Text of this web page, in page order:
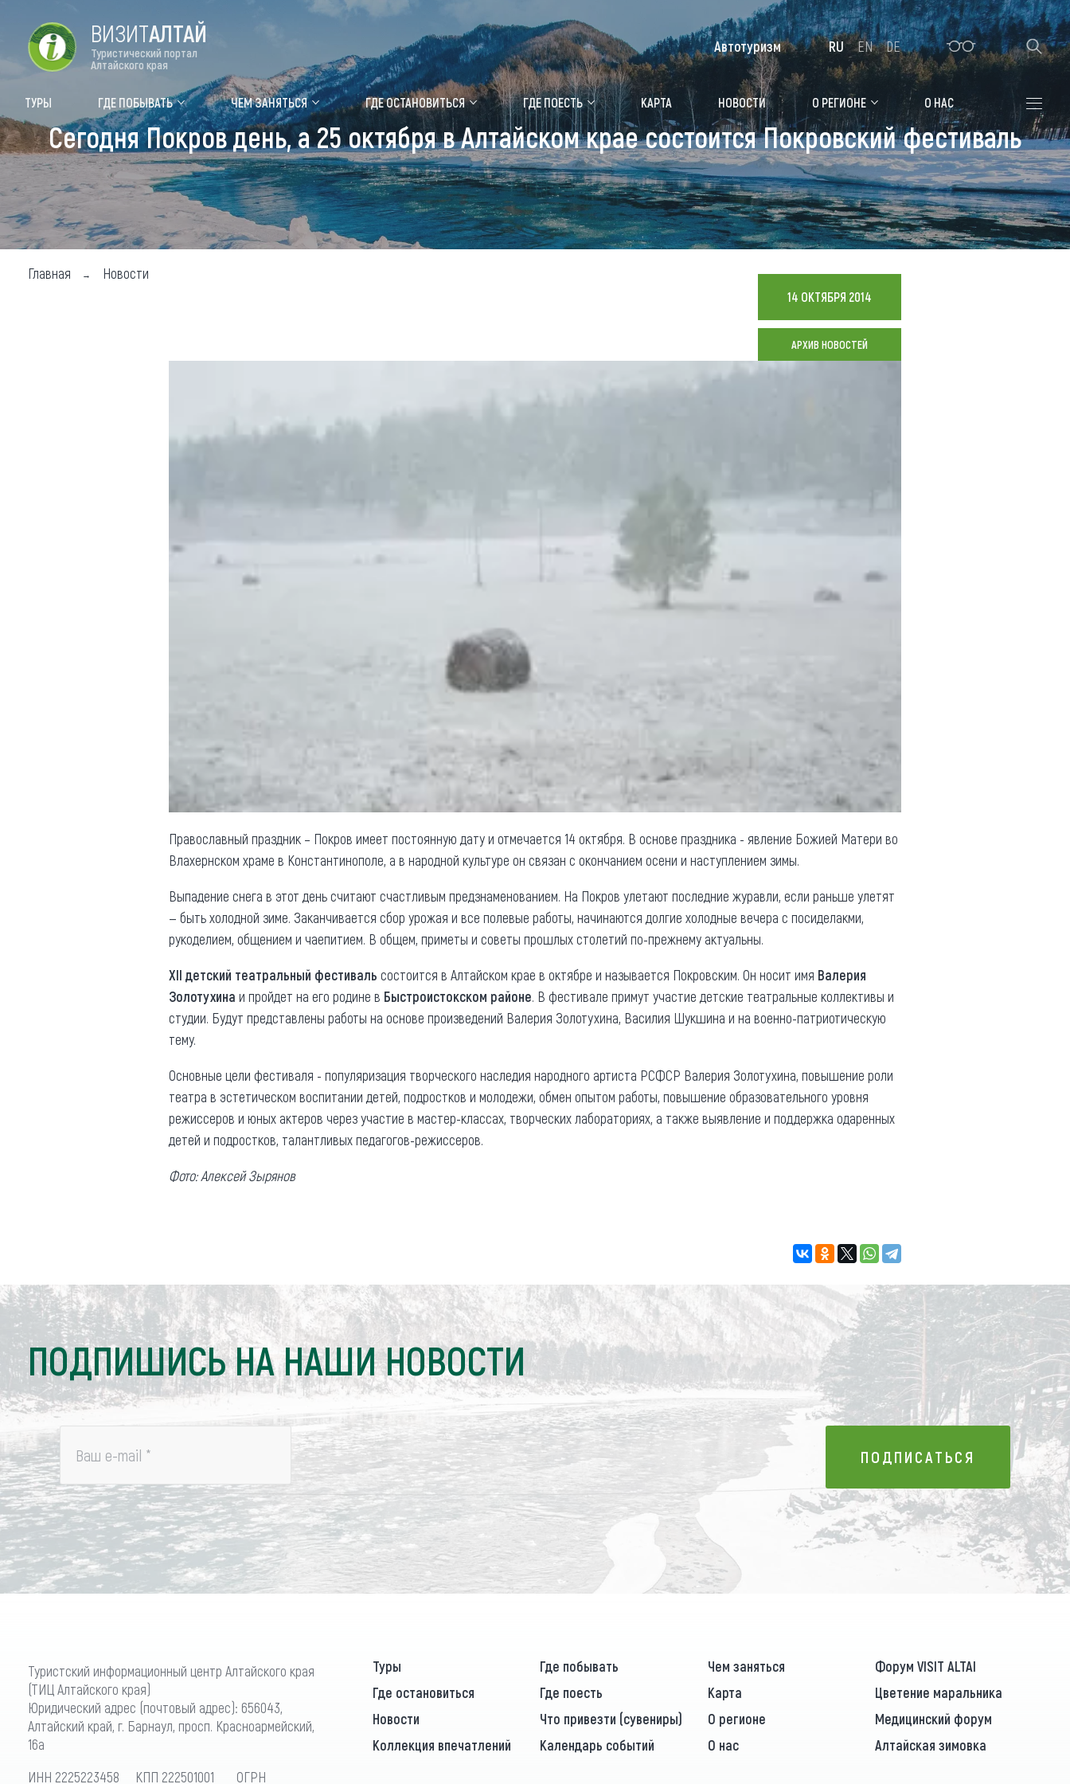
Цветение маральника Медицинский форум Алтайская зимовка
Туры Где побывать
Объекты природы
Объекты истории и культуры
Объекты развлечений
Чем заняться
Календарь событий
Аудиогид
Мой маршрут
Где остановиться
Санатории
Гостиницы, отели
Коттеджи, базы
Сельские усадьбы
Мотели, придорожные отели
Новости
Карты и буклеты
Противодействие коррупции
ВИЗИТАЛТАЙ
Туристический портал
Алтайского края
ТУРЫ ГДЕ ПОБЫВАТЬ ЧЕМ ЗАНЯТЬСЯ ГДЕ ОСТАНОВИТЬСЯ ГДЕ ПОЕСТЬ КАРТА НОВОСТИ О РЕГИОНЕ О НАС
Автотуризм RU EN DE
Сегодня Покров день, а 25 октября в Алтайском крае состоится Покровский фестиваль
Главная Новости
14 ОКТЯБРЯ 2014
АРХИВ НОВОСТЕЙ
Православный праздник – Покров имеет постоянную дату и отмечается 14 октября. В основе праздника - явление Божией Матери во
Влахернском храме в Константинополе, а в народной культуре он связан с окончанием осени и наступлением зимы.
Выпадение снега в этот день считают счастливым предзнаменованием. На Покров улетают последние журавли, если раньше улетят
— быть холодной зиме. Заканчивается сбор урожая и все полевые работы, начинаются долгие холодные вечера с посиделакми,
рукоделием, общением и чаепитием. В общем, приметы и советы прошлых столетий по-прежнему актуальны.
XII детский театральный фестиваль состоится в Алтайском крае в октябре и называется Покровским. Он носит имя Валерия
Золотухина и пройдет на его родине в Быстроистокском районе. В фестивале примут участие детские театральные коллективы и
студии. Будут представлены работы на основе произведений Валерия Золотухина, Василия Шукшина и на военно-патриотическую
тему.
Основные цели фестиваля - популяризация творческого наследия народного артиста РСФСР Валерия Золотухина, повышение роли
театра в эстетическом воспитании детей, подростков и молодежи, обмен опытом работы, повышение образовательного уровня
режиссеров и юных актеров через участие в мастер-классах, творческих лабораториях, а также выявление и поддержка одаренных
детей и подростков, талантливых педагогов-режиссеров.
Фото: Алексей Зырянов
ПОДПИШИСЬ НА НАШИ НОВОСТИ
Ваш e-mail * ПОДПИСАТЬСЯ
ПОДПИСАТЬСЯ
Туристский информационный центр Алтайского края
(ТИЦ Алтайского края)
Юридический адрес (почтовый адрес): 656043,
Алтайский край, г. Барнаул, просп. Красноармейский,
16а
ИНН 2225223458 КПП 222501001 ОГРН
Туры Где побывать Чем заняться
Форум VISIT ALTAI
Где остановиться
Где поесть Карта
Цветение маральника
Новости
Что привезти (сувениры) О регионе
Медицинский форум
Коллекция впечатлений
Календарь событий О нас Алтайская зимовка